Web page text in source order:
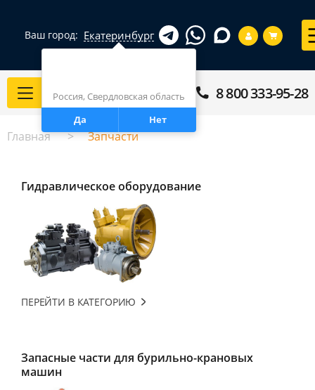
Ваш город: Екатеринбург
Россия, Свердловская область
Да
Нет
Каталог 8 800 333-95-28
Главная Запчасти
Гидравлическое оборудование
ПЕРЕЙТИ В КАТЕГОРИЮ
Запасные части для бурильно-крановых
машин